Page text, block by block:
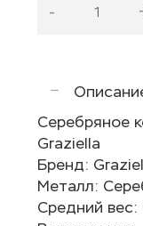
-
Серебряное
Graziella
Бренд:
Металл:
Средний вес: